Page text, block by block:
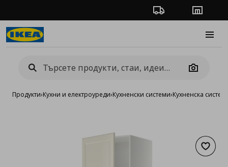
Проследяване на
Camera
Продукти›Кухни и електроуреди›Кухненски системи›Кухненска